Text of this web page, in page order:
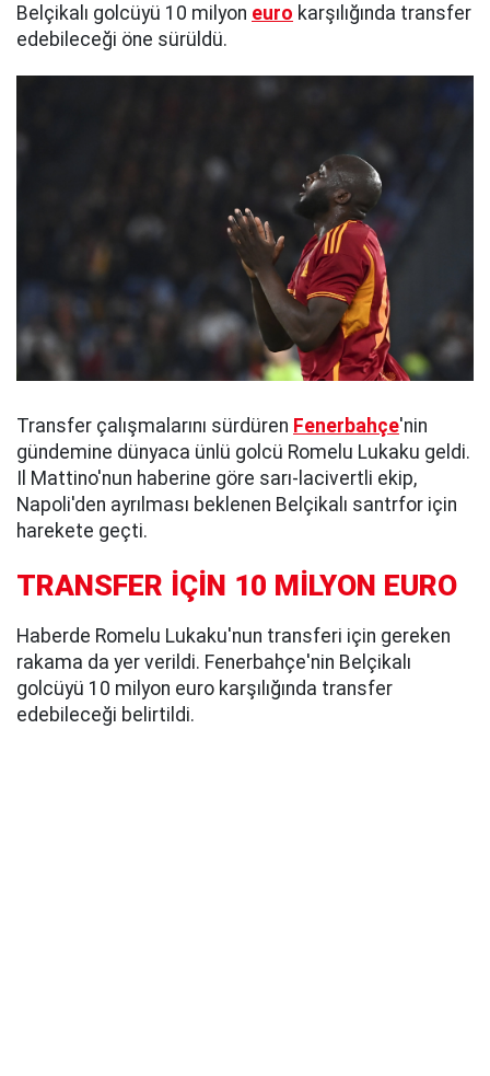
Belçikalı golcüyü 10 milyon euro karşılığında transfer
edebileceği öne sürüldü.
Transfer çalışmalarını sürdüren Fenerbahçe'nin
gündemine dünyaca ünlü golcü Romelu Lukaku geldi.
Il Mattino'nun haberine göre sarı-lacivertli ekip,
Napoli'den ayrılması beklenen Belçikalı santrfor için
harekete geçti.
TRANSFER İÇİN 10 MİLYON EURO
Haberde Romelu Lukaku'nun transferi için gereken
rakama da yer verildi. Fenerbahçe'nin Belçikalı
golcüyü 10 milyon euro karşılığında transfer
edebileceği belirtildi.